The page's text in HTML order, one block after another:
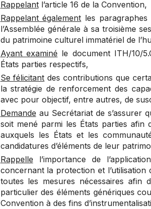
Rappelantl’article 16 de la Convention,
Rappelant également les paragraphes
l’Assemblée générale à sa troisième
du patrimoine culturel immatériel de
Ayant examiné le document ITH/10/
États parties respectifs,
Se félicitant des contributions que
la stratégie de renforcement des
avec pour objectif, entre autres, de
Demande au Secrétariat de s’assurer
soit mené parmi les États parties afin
auxquels les États et les
candidatures d’éléments de leur
Rappelle l’importance de
concernant la protection et l’utilisation
toutes les mesures nécessaires afin
particulier des éléments génériques
Convention à des fins